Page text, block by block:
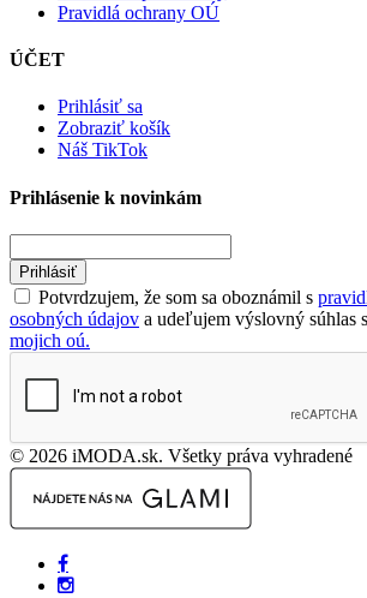
Pravidlá ochrany OÚ
ÚČET
Prihlásiť sa
Zobraziť košík
Náš TikTok
Prihlásenie k novinkám
Prihlásiť
Potvrdzujem, že som sa oboznámil s
osobných údajov a udeľujem výslovný súhlas
mojich oú.
© 2026 iMODA.sk. Všetky práva vyhradené